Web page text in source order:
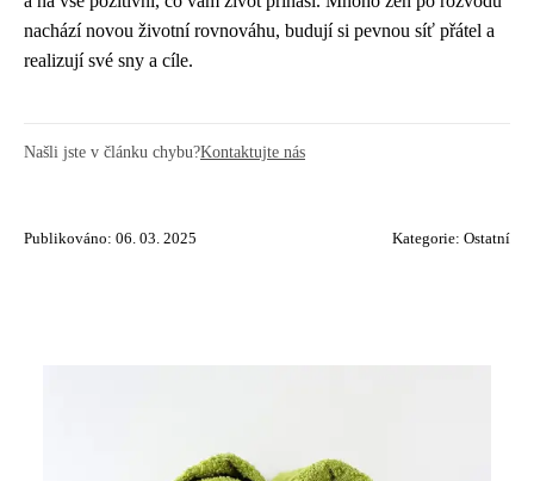
nachází novou životní rovnováhu, budují si pevnou síť přátel a
realizují své sny a cíle.
Našli jste v článku chybu?Kontaktujte nás
Publikováno: 06. 03. 2025 Kategorie: Ostatní